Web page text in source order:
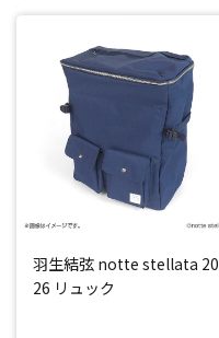
羽生結弦 notte stellata 20
26 リュック